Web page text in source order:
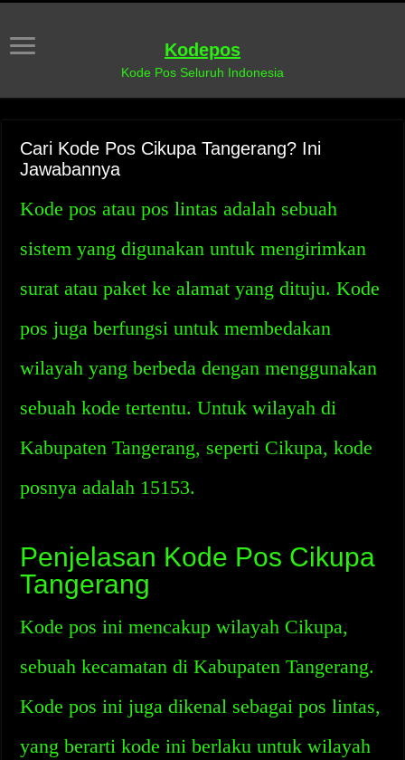
Kodepos
Kode Pos Seluruh Indonesia
Cari Kode Pos Cikupa Tangerang? Ini
Jawabannya
Kode pos atau pos lintas adalah sebuah
sistem yang digunakan untuk mengirimkan
surat atau paket ke alamat yang dituju. Kode
pos juga berfungsi untuk membedakan
wilayah yang berbeda dengan menggunakan
sebuah kode tertentu. Untuk wilayah di
Kabupaten Tangerang, seperti Cikupa, kode
posnya adalah 15153.
Penjelasan Kode Pos Cikupa
Tangerang
Kode pos ini mencakup wilayah Cikupa,
sebuah kecamatan di Kabupaten Tangerang.
Kode pos ini juga dikenal sebagai pos lintas,
yang berarti kode ini berlaku untuk wilayah